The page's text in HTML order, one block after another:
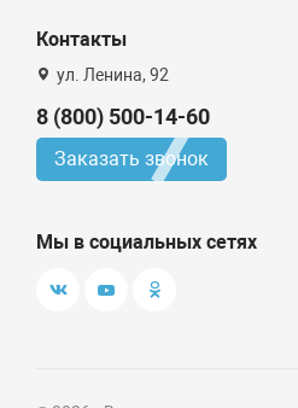
Контакты
ул. Ленина, 92
8 (800) 500-14-60
Заказать звонок
Мы в социальных сетях